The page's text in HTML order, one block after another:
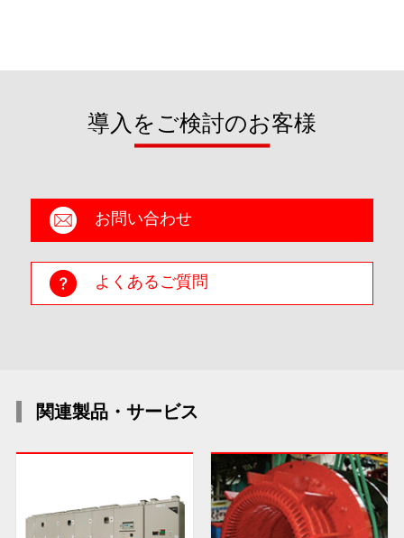
導入をご検討のお客様
お問い合わせ
よくあるご質問
関連製品・サービス